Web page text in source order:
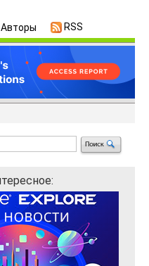
Авторы RSS